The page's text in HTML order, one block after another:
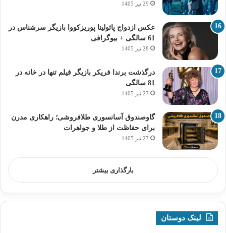
29 تیر 1405
عکس ازدواج پائولینا پوریزکووا بازیگر سرشناس در
61 سالگی + بیوگرافی
28 تیر 1405
درگذشت برندا فریکر بازیگر فیلم تنها در خانه در
81 سالگی
27 تیر 1405
گاوصندوق آسانسوری طلافروشی؛ راهکاری مدرن
برای حفاظت از طلا و جواهرات
27 تیر 1405
بارگذاری بیشتر
لینک دوستان